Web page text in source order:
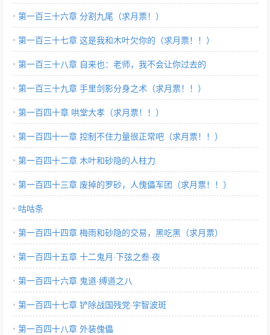
第一百三十六章 分割九尾（求月票！）
第一百三十七章 这是我和木叶欠你的（求月票！！）
第一百三十八章 自来也：老师，我不会让你过去的
第一百三十九章 手里剑影分身之术（求月票！！）
第一百四十章 哄堂大孝（求月票！！）
第一百四十一章 控制不住力量很正常吧（求月票！！）
第一百四十二章 木叶和砂隐的人柱力
第一百四十三章 废掉的罗砂，人傀儡军团（求月票！！）
咕咕条
第一百四十四章 梅雨和砂隐的交易，黑吃黑（求月票）
第一百四十五章 十二鬼月·下弦之叁·夜
第一百四十六章 鬼道·缚道之八
第一百四十七章 铲除战国残党·宇智波斑
第一百四十八章 外装傀儡